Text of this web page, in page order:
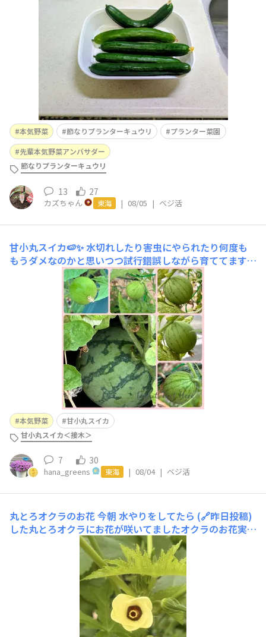
本気野菜 節なりプランターキュウリ
プランター菜園
先輩本気野菜アンバサダー
節なりプランターキュウリ
13 27
カズちゃん 東海 | 08/05 | ベジ活
甘小丸スイカ🍉✨水切れしたり害虫にやられたり何度も
もうダメなのかと思いつつ試行錯誤しながら育ててます🍉
今朝のスイカの様子です😍大きく写っているスイカが収
穫間近なスイカです🙌小さなスイカの赤ちゃんも５つ見つ
けたので嬉しいです😊✨このまま収穫まで順調にいきます
本気野菜
甘小丸スイカ
甘小丸スイカ＜接木＞
7 30
hana_greens 東海 | 08/04 | ベジ活
丸とろオクラのお花今朝 水やりをしてたら (🔗昨日投稿)
した丸とろオクラにお花が咲いてましたオクラのお花実物
初めて見ました😊地面に落ちたお花しか見れず オクラの
お花の寿命が1日だけで夕方には落ちてしまうそうでこん
なに綺麗なお花なのに1日しか咲いていられないなんて な
んだか可哀想まだつぼみがいくつかあるので 咲いてる時